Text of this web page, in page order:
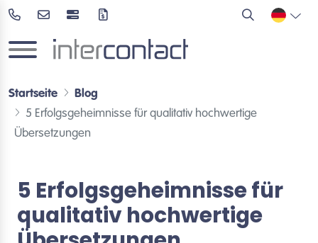
Startseite
Blog
5 Erfolgsgeheimnisse für qualitativ hochwertige
Übersetzungen
5 Erfolgsgeheimnisse für
qualitativ hochwertige